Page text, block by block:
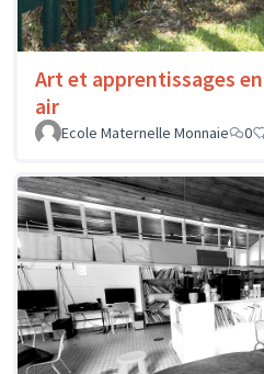
Art et apprentissages
air
Ecole Maternelle Monnaie
0